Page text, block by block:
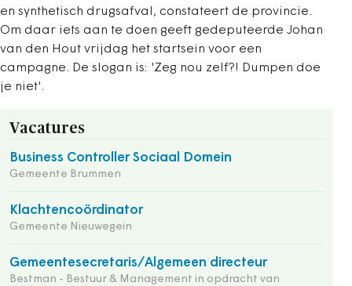
en synthetisch drugsafval, constateert de provincie.
Om daar iets aan te doen geeft gedeputeerde Johan
van den Hout vrijdag het startsein voor een
campagne. De slogan is: 'Zeg nou zelf?! Dumpen doe
je niet'.
Vacatures
Business Controller Sociaal Domein
Gemeente Brummen
Klachtencoördinator
Gemeente Nieuwegein
Gemeentesecretaris/Algemeen directeur
Bestman - Bestuur & Management in opdracht van